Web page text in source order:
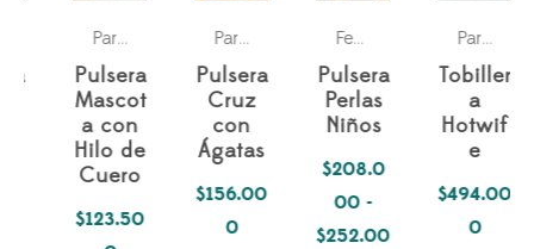
Pasiones
,Para ella Parejas
Para ella
Pulsera
Mascot
a con
Hilo de
Cuero
123.50
Para él , Simbología Del Alma
Pulsera
Cruz
con
Ágatas
156.00
Fechas especiales ,Para ella
Pulsera
Perlas
Niños
208.0
00 -
252.00
Para ella
Tobiller
Hotwif
494.00